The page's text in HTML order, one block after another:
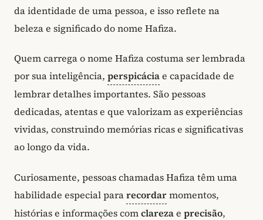
da identidade de uma pessoa, e isso reflete na
beleza e significado do nome Hafiza.
Quem carrega o nome Hafiza costuma ser lembrada
por sua inteligência, perspicáciae capacidade de
lembrar detalhes importantes. São pessoas
dedicadas, atentas e que valorizam as experiências
vividas, construindo memórias ricas e significativas
ao longo da vida.
Curiosamente, pessoas chamadas Hafiza têm uma
habilidade especial pararecordarmomentos,
histórias e informações comclarezae precisão,